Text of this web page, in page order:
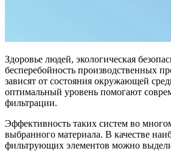
Здоровье людей, экологическая
бесперебойность производственных
зависят от состояния окружающей
оптимальный уровень помогают
фильтрации.
Эффективность таких систем во
выбранного материала. В качестве
фильтрующих элементов можно